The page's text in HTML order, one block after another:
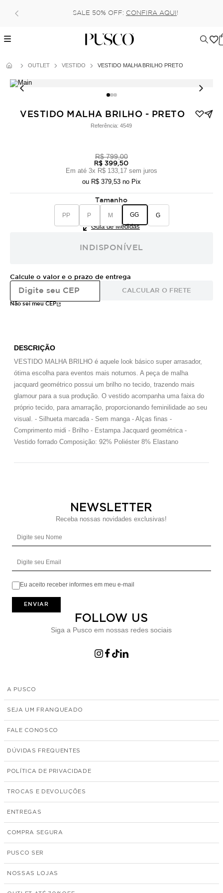
AQUI
Pague no pix com 5% de desconto, ou
6x (parcela mínima de 100
OUTLET VESTIDO VESTIDO MALHA BRILHO PRETO
VESTIDO MALHA BRILHO - PRETO
Referência:4549
R$ 799,00
R$ 399,50
Em até 3x R$ 133,17 sem juros
ou R$ 379,53 no Pix
Tamanho
PP P M GG G
Guia de Medidas
INDISPONÍVEL
Calcule o valor e o prazo de entrega
CALCULAR O FRETE
Não sei meu CEP
DESCRIÇÃO
VESTIDO MALHA BRILHO é aquele look básico super arrasador,
ótima escolha para eventos mais noturnos. A peça de malha
jacquard geométrico possui um brilho no tecido, trazendo mais
glamour para a sua produção. O vestido acompanha uma faixa do
próprio tecido, para amarração, proporcionando feminilidade ao seu
visual. - Silhueta marcada - Sem manga - Alças finas -
Comprimento midi - Brilho - Estampa Jacquard geométrica -
Vestido forrado Composição: 92% Poliéster 8% Elastano
NEWSLETTER
Receba nossas novidades exclusivas!
Eu aceito receber informes em meu e-mail
ENVIAR
FOLLOW US
Siga a Pusco em nossas redes sociais
A PUSCO
SEJA UM FRANQUEADO
FALE CONOSCO
DÚVIDAS FREQUENTES
POLÍTICA DE PRIVACIDADE
TROCAS E DEVOLUÇÕES
ENTREGAS
COMPRA SEGURA
PUSCO SER
NOSSAS LOJAS